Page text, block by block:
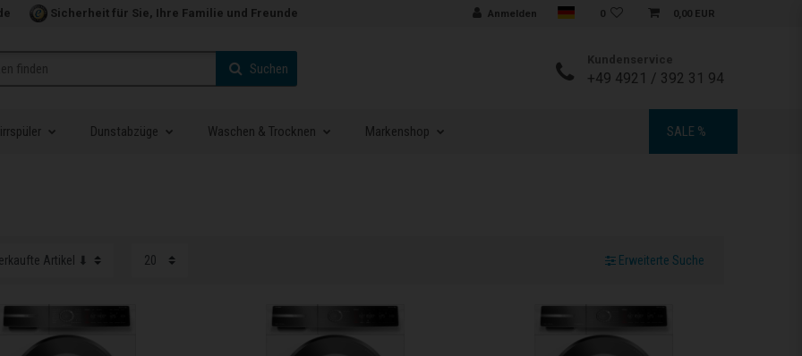
Sicherheit für Sie, Ihre Familie und Freunde Anmelden Sprache auswählen
0 0,00 EUR
Suchen
Kundenservice
+49 4921 / 392 31 94
Dunstabzüge Waschen & Trocknen Markenshop SALE %
Erweiterte Suche